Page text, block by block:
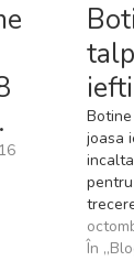
joasa
iarna.
aleile
În